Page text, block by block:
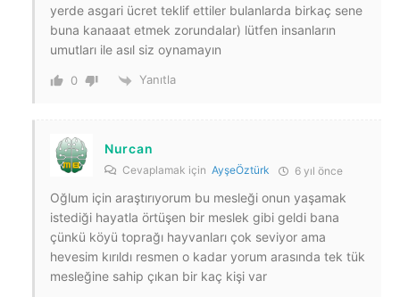
yerde asgari ücret teklif ettiler bulanlarda birkaç sene
buna kanaaat etmek zorundalar) lütfen insanların
umutları ile asıl siz oynamayın
0 Yanıtla
Nurcan
Cevaplamak için AyşeÖztürk 6 yıl önce
Oğlum için araştırıyorum bu mesleği onun yaşamak
istediği hayatla örtüşen bir meslek gibi geldi bana
çünkü köyü toprağı hayvanları çok seviyor ama
hevesim kırıldı resmen o kadar yorum arasında tek tük
mesleğine sahip çıkan bir kaç kişi var